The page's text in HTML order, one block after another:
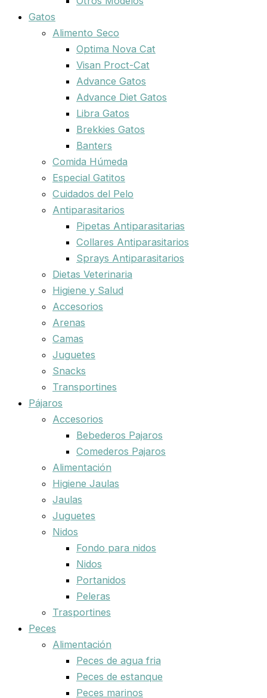
Gatos
Alimento Seco
Optima Nova Cat
Visan Proct-Cat
Advance Gatos
Advance Diet Gatos
Libra Gatos
Brekkies Gatos
Banters
Comida Húmeda
Especial Gatitos
Cuidados del Pelo
Antiparasitarios
Pipetas Antiparasitarias
Collares Antiparasitarios
Sprays Antiparasitarios
Dietas Veterinaria
Higiene y Salud
Accesorios
Arenas
Camas
Juguetes
Snacks
Transportines
Pájaros
Accesorios
Bebederos Pajaros
Comederos Pajaros
Alimentación
Higiene Jaulas
Jaulas
Juguetes
Nidos
Fondo para nidos
Nidos
Portanidos
Peleras
Trasportines
Peces
Alimentación
Peces de agua fria
Peces de estanque
Peces marinos